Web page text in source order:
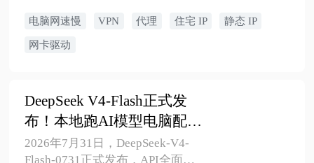
个环节。本文从"先搞懂网络基本
原理、再动手修"的思路出发，覆
从免费自查到工具修复的完整方
案，帮你少走弯路。
电脑网速慢 VPN 代理 住宅 IP 静态 IP
网卡驱动
DeepSeek V4-Flash正式发
布！本地跑AI模型电脑配置
不够怎么办？虚拟内存+系
2026年7月31日，DeepSeek-V4-
Flash-0731正式发布，API全面公